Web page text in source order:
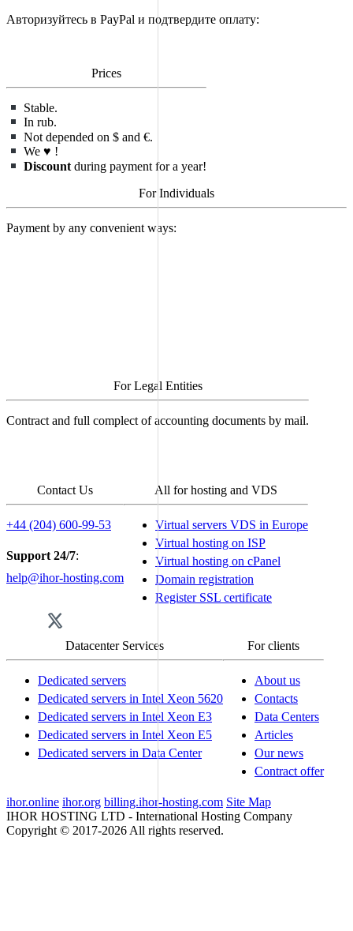
Авторизуйтесь в PayPal и подтвердите оплату:
Prices
Stable.
In rub.
Not depended on $ and €.
We♥ !
Discount during payment for a year!
For Individuals
Payment by any convenient ways:
For Legal Entities
Contract and full complect of accounting documents by mail.
Contact Us
+44 (204) 600-99-53
Support 24/7:
help@ihor-hosting.com
All for hosting and VDS
Virtual servers VDS in Europe
Virtual hosting on ISP
Virtual hosting on cPanel
Domain registration
Register SSL certificate
Datacenter Services
Dedicated servers
Dedicated servers in Intel Xeon 5620
Dedicated servers in Intel Xeon E3
Dedicated servers in Intel Xeon E5
Dedicated servers in Data Center
For clients
About us
Contacts
Data Centers
Articles
Our news
Contract offer
ihor.online ihor.org billing.ihor-hosting.com Site Map
IHOR HOSTING LTD - International Hosting Company
Copyright © 2017-2026 All rights reserved.